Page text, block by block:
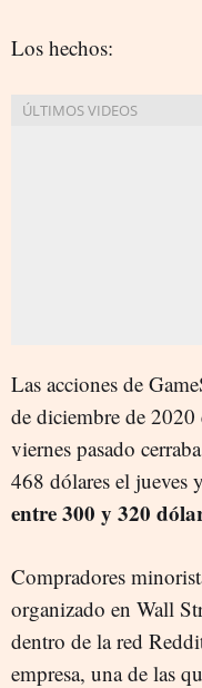
Los hechos:
Las acciones de
de diciembre de
viernes pasado
468 dólares el jueves
entre 300 y 320
Compradores
organizado en Wall
dentro de la red
empresa, una de las